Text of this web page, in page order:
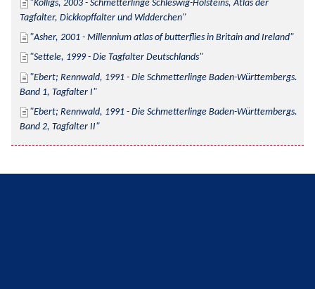
Kolligs, 2003 - Schmetterlinge Schleswig-Holsteins, Atlas der
Tagfalter, Dickkopffalter und Widderchen
Asher, 2001 - Millennium atlas of butterflies in Britain and Ireland
Settele, 1999 - Die Tagfalter Deutschlands
Ebert; Rennwald, 1991 - Die Schmetterlinge Baden-Württembergs.
Band 1, Tagfalter I
Ebert; Rennwald, 1991 - Die Schmetterlinge Baden-Württembergs.
Band 2, Tagfalter II